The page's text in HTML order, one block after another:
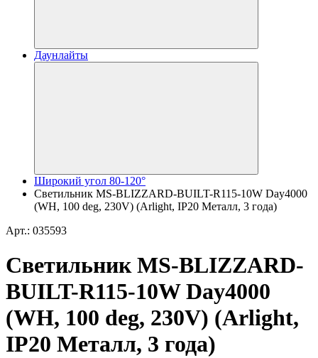
Даунлайты
Широкий угол 80-120°
Светильник MS-BLIZZARD-BUILT-R115-10W Day4000
(WH, 100 deg, 230V) (Arlight, IP20 Металл, 3 года)
Арт.: 035593
Светильник MS-BLIZZARD-
BUILT-R115-10W Day4000
(WH, 100 deg, 230V) (Arlight,
IP20 Металл, 3 года)